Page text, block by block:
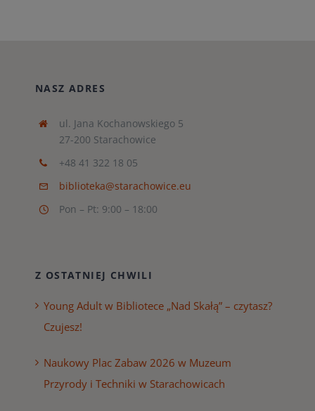
NASZ ADRES
ul. Jana Kochanowskiego 5
27-200 Starachowice
+48 41 322 18 05
biblioteka@starachowice.eu
Pon – Pt: 9:00 – 18:00
Z OSTATNIEJ CHWILI
Young Adult w Bibliotece „Nad Skałą” – czytasz?
Czujesz!
Naukowy Plac Zabaw 2026 w Muzeum
Przyrody i Techniki w Starachowicach